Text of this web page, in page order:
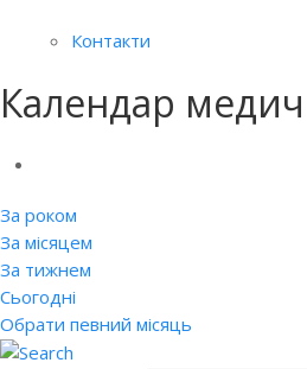
Контакти
Календар
За роком
За місяцем
За тижнем
Сьогодні
Обрати певний місяць